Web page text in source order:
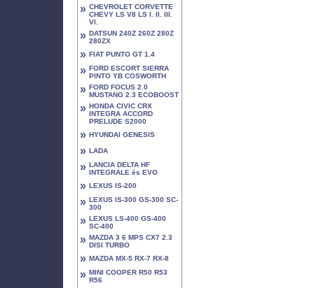
» CHEVROLET CORVETTE
CHEVY LS V8 LS I. II. III.
VI.
» DATSUN 240Z 260Z 280Z
280ZX
» FIAT PUNTO GT 1.4
» FORD ESCORT SIERRA
PINTO YB COSWORTH
» FORD FOCUS 2.0
MUSTANG 2.3 ECOBOOST
» HONDA CIVIC CRX
INTEGRA ACCORD
PRELUDE S2000
» HYUNDAI GENESIS
» LADA
» LANCIA DELTA HF
INTEGRALE és EVO
» LEXUS IS-200
» LEXUS IS-300 GS-300 SC-
300
» LEXUS LS-400 GS-400
SC-400
» MAZDA 3 6 MPS CX7 2.3
DISI TURBO
» MAZDA MX-5 RX-7 RX-8
» MINI COOPER R50 R53
R56